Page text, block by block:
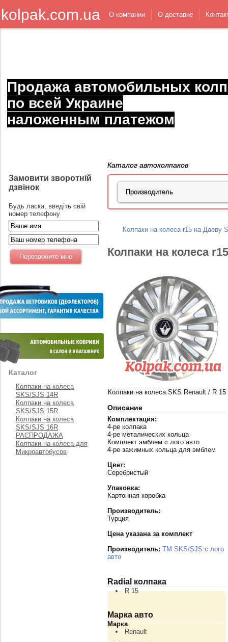
kolpak.com.ua О компании О доставке
Продажа автомобильных
по всей Украине
наложенным платежом
Замовити зворотній
дзвінок
Будь ласка, введіть свій
номер телефону
Каталог
Колпаки на колеса
SKS/SJS 14R
Колпаки на колеса
SKS/SJS 15R
Колпаки на колеса
SKS/SJS 16R
РАСПРОДАЖА
Колпаки на колеса для
Микроавтобусов
Каталог автоколпаков
Колпаки на колеса r15 на Даеву
Колпаки на колеса
Колпаки на колеса SKS Renault / R 15
Описание
Комплектация:
4-ре колпака
4-ре металических кольца
Комплект эмблем с лого авто
4-ре зажимных кольца для эмблем
Цвет:
Серебристый
Упаковка:
Картонная коробка
Производитель:
Турция
Цена указана за комплект
Производитель: TM SKS/SJS с лого
авто
Radial колпака
R 15
Марка авто
Марка
Renault